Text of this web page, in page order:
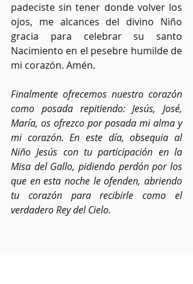
padeciste sin tener donde volver los
ojos, me alcances del divino Niño
gracia para celebrar su santo
Nacimiento en el pesebre humilde de
mi corazón. Amén.
Finalmente ofrecemos nuestro corazón
como posada repitiendo: Jesús, José,
María, os ofrezco por posada mi alma y
mi corazón. En este día, obsequia al
Niño Jesús con tu participación en la
Misa del Gallo, pidiendo perdón por los
que en esta noche le ofenden, abriendo
tu corazón para recibirle como el
verdadero Rey del Cielo.